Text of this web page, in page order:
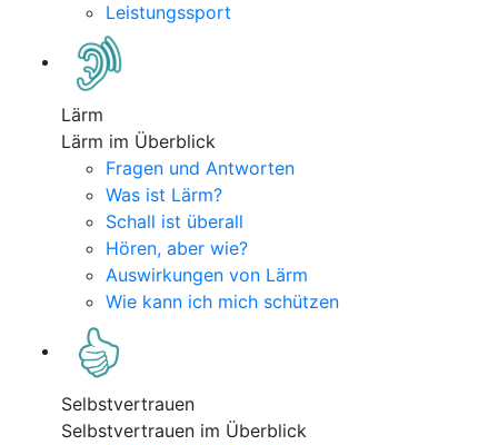
Leistungssport
Lärm
Lärm im Überblick
Fragen und Antworten
Was ist Lärm?
Schall ist überall
Hören, aber wie?
Auswirkungen von Lärm
Wie kann ich mich schützen
Selbstvertrauen
Selbstvertrauen im Überblick